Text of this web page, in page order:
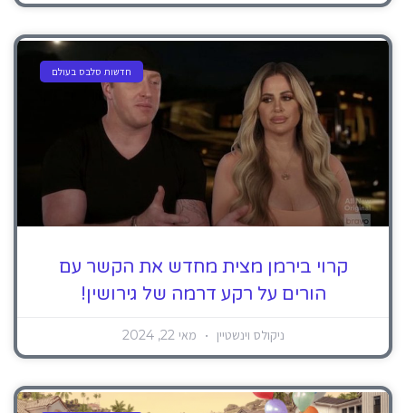
חדשות סלבס בעולם
קרוי בירמן מצית מחדש את הקשר עם
הורים על רקע דרמה של גירושין!
ניקולס וינשטיין מאי 22, 2024